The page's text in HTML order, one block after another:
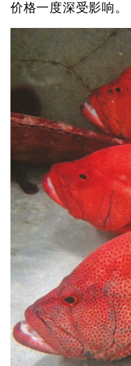
价格一度深受影响。